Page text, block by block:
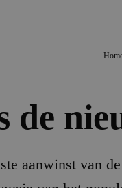
de
aanwinst van